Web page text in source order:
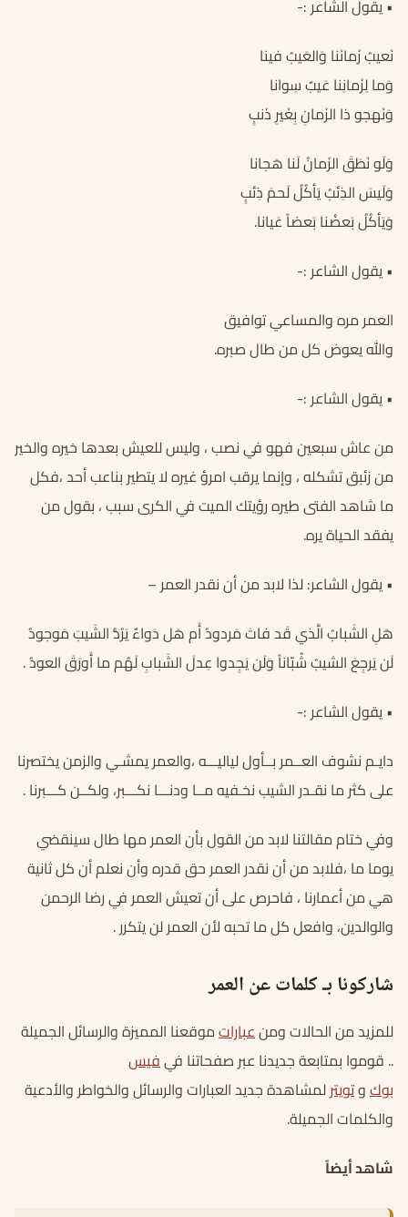
• يقول الشاعر :-
نَعيبُ زَمانَنا وَالعَيبُ فينا
وَما لِزَمانِنا عَيبٌ سِوانا
وَنَهجو ذا الزَمانِ بِغَيرِ ذَنبٍ
وَلَو نَطَقَ الزَمانُ لَنا هَجانا
وَلَيسَ الذِئبُ يَأكُلُ لَحمَ ذِئبٍ
وَيَأكُلُ بَعضُنا بَعضاً عَيانا.
• يقول الشاعر :-
العمر مره والمساعي توافيق
والله يعوض كل من طال صبره.
• يقول الشاعر :-
من عاش سبعين فهو في نصب ، وليس للعيش بعدها خيره والخير
من زئبق تشكله ، وإنما يرقب امرؤ غيره لا يتطير بناعب أحد ،فكل
ما شاهد الفتى طيره رؤيتك الميت في الكرى سبب ، بقول من
يفقد الحياة يره.
• يقول الشاعر: لذا لابد من أن نقدر العمر –
هَلِ الشَبابُ الَّذي قَد فاتَ مَردودُ أَم هَل دَواءٌ يَرُدُّ الشَيبَ مَوجودُ
لَن يَرجِعَ الشيبُ شُبّاناً وَلَن يَجِدوا عِدلَ الشَبابِ لَهُم ما أَورَقَ العودُ .
• يقول الشاعر :-
دايـم نشوف العــمر بــأول لياليـــه ،والعمر يمشـي والزمن يختصرنا
على كثر ما نقـدر الشيب نخـفيه مــا ودنـــا نكـــبر، ولكــن كـــبرنا .
وفي ختام مقالتنا لابد من القول بأن العمر مها طال سينقضي
يوما ما ،فلابد من أن نقدر العمر حق قدره وأن نعلم أن كل ثانية
هي من أعمارنا ، فاحرص على أن تعيش العمر في رضا الرحمن
والوالدين، وافعل كل ما تحبه لأن العمر لن يتكرر .
شاركونا بـ كلمات عن العمر
للمزيد من الحالات ومنعباراتموقعنا المميزة والرسائل الجميلة
.. قوموا بمتابعة جديدنا عبر صفحاتنا فيفيس
بوكوتويترلمشاهدة جديد العبارات والرسائل والخواطر والأدعية
والكلمات الجميلة.
شاهد أيضاً